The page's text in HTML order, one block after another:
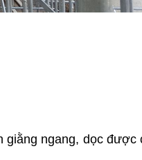
giằng ngang, dọc